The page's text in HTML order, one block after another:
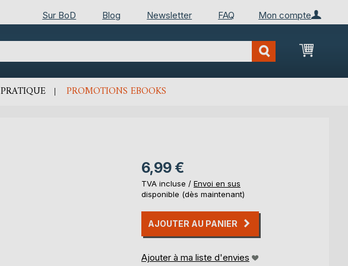
Mon compte
Sur BoD Blog Newsletter FAQ
Mon
PRATIQUE PROMOTIONS EBOOKS
6,99 €
TVA incluse / Envoi en sus
disponible (dès maintenant)
AJOUTER AU PANIER
Ajouter à ma liste d'envies